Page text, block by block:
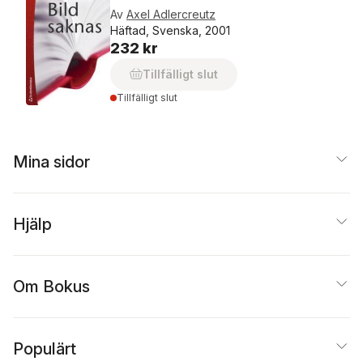
Av Axel Adlercreutz
Häftad, Svenska, 2001
232 kr
Tillfälligt slut
Tillfälligt slut
Mina sidor
Hjälp
Om Bokus
Populärt